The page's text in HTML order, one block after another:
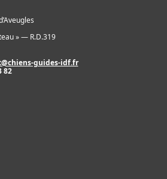
» — R.D.319
guides-idf.fr
82